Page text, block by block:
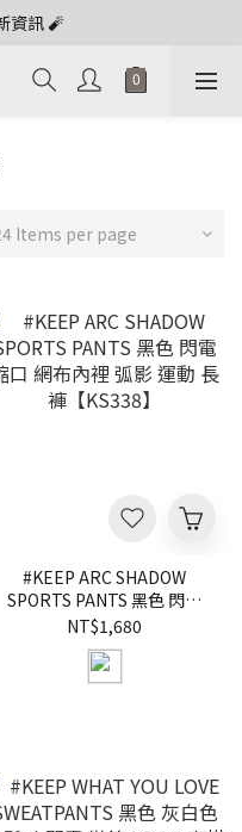
資訊 🧨
Items per page
#KEEP ARC SHADOW
SPORTS PANTS 黑色 閃電
縮口 網布內裡 弧影 運動 長
褲【KS338】
NT$1,680